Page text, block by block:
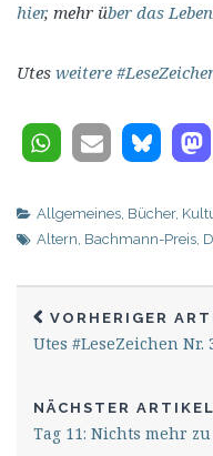
hier, mehr über das
Utes weitere
Allgemeines, Bücher,
Altern, Bachmann-Preis,
VORHERIGER
Utes #LeseZeichen
NÄCHSTER ARTIKEL
Tag 11: Nichts mehr